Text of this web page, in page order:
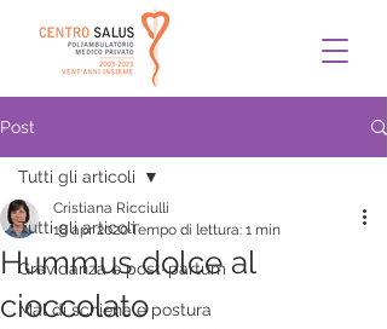
Post
Tutti gli articoli
Gravidanza e post-partum
Mal di schiena e postura
Tutti gli articoli
Hummus dolce al
cioccolato
Cristiana Ricciulli
18 apr 2020Tempo di lettura: 1 min